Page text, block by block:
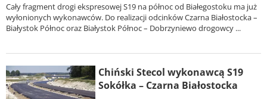
Cały fragment drogi ekspresowej S19 na północ od Białegostoku ma już
wyłonionych wykonawców. Do realizacji odcinków Czarna Białostocka –
Białystok Północ oraz Białystok Północ – Dobrzyniewo drogowcy ...
Chiński Stecol wykonawcą S19
Sokółka – Czarna Białostocka